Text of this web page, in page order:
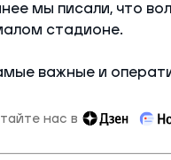
мы писали, что
стадионе.
важные и
нас в